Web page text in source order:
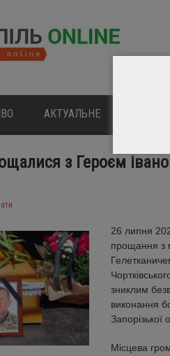
АКТУАЛЬНЕ
з Героєм
26 липня
прощання з
зниклим
виконання
Запорізької
Місцева